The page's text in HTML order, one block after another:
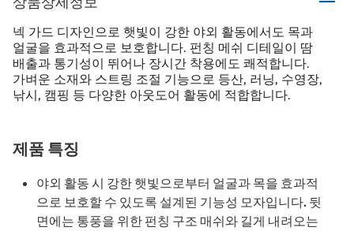
넥 가드 디자인으로 햇빛이 강한 야외 활동에서도 목과
얼굴을 효과적으로 보호합니다. 펀칭 메쉬 디테일이 땀
배출과 통기성이 뛰어나 장시간 착용에도 쾌적합니다.
가벼운 소재와 스트링 조절 기능으로 등산, 러닝, 수영장,
낚시, 캠핑 등 다양한 아웃도어 활동에 적합합니다.
제품 특징
야외 활동 시 강한 햇빛으로부터 얼굴과 목을 효과적
으로 보호할 수 있도록 설계된 기능성 모자입니다. 뒷
면에는 통풍을 위한 펀칭 구조 매쉬와 길게 내려오는